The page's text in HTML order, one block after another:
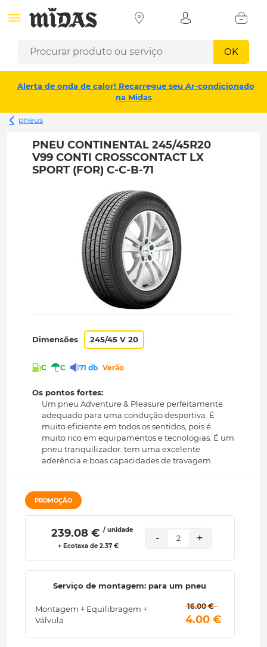
OK
Alerta de onda de calor! Recarregue seu Ar-condicionado
na Midas
pneus
PNEU CONTINENTAL 245/45R20
V99 CONTI CROSSCONTACT LX
SPORT (FOR) C-C-B-71
Dimensões 245/45 V 20
C C 71 db Verão
Os pontos fortes:
Um pneu Adventure & Pleasure perfeitamente
adequado para uma condução desportiva. É
muito eficiente em todos os sentidos, pois é
muito rico em equipamentos e tecnologias. É um
pneu tranquilizador: tem uma excelente
aderência e boas capacidades de travagem.
PROMOÇÃO
239.08 € / unidade
+ Ecotaxa de 2.37 €
- 2 +
Serviço de montagem: para um pneu
Montagem + Equilibragem +
Válvula
16.00 €
4.00 €